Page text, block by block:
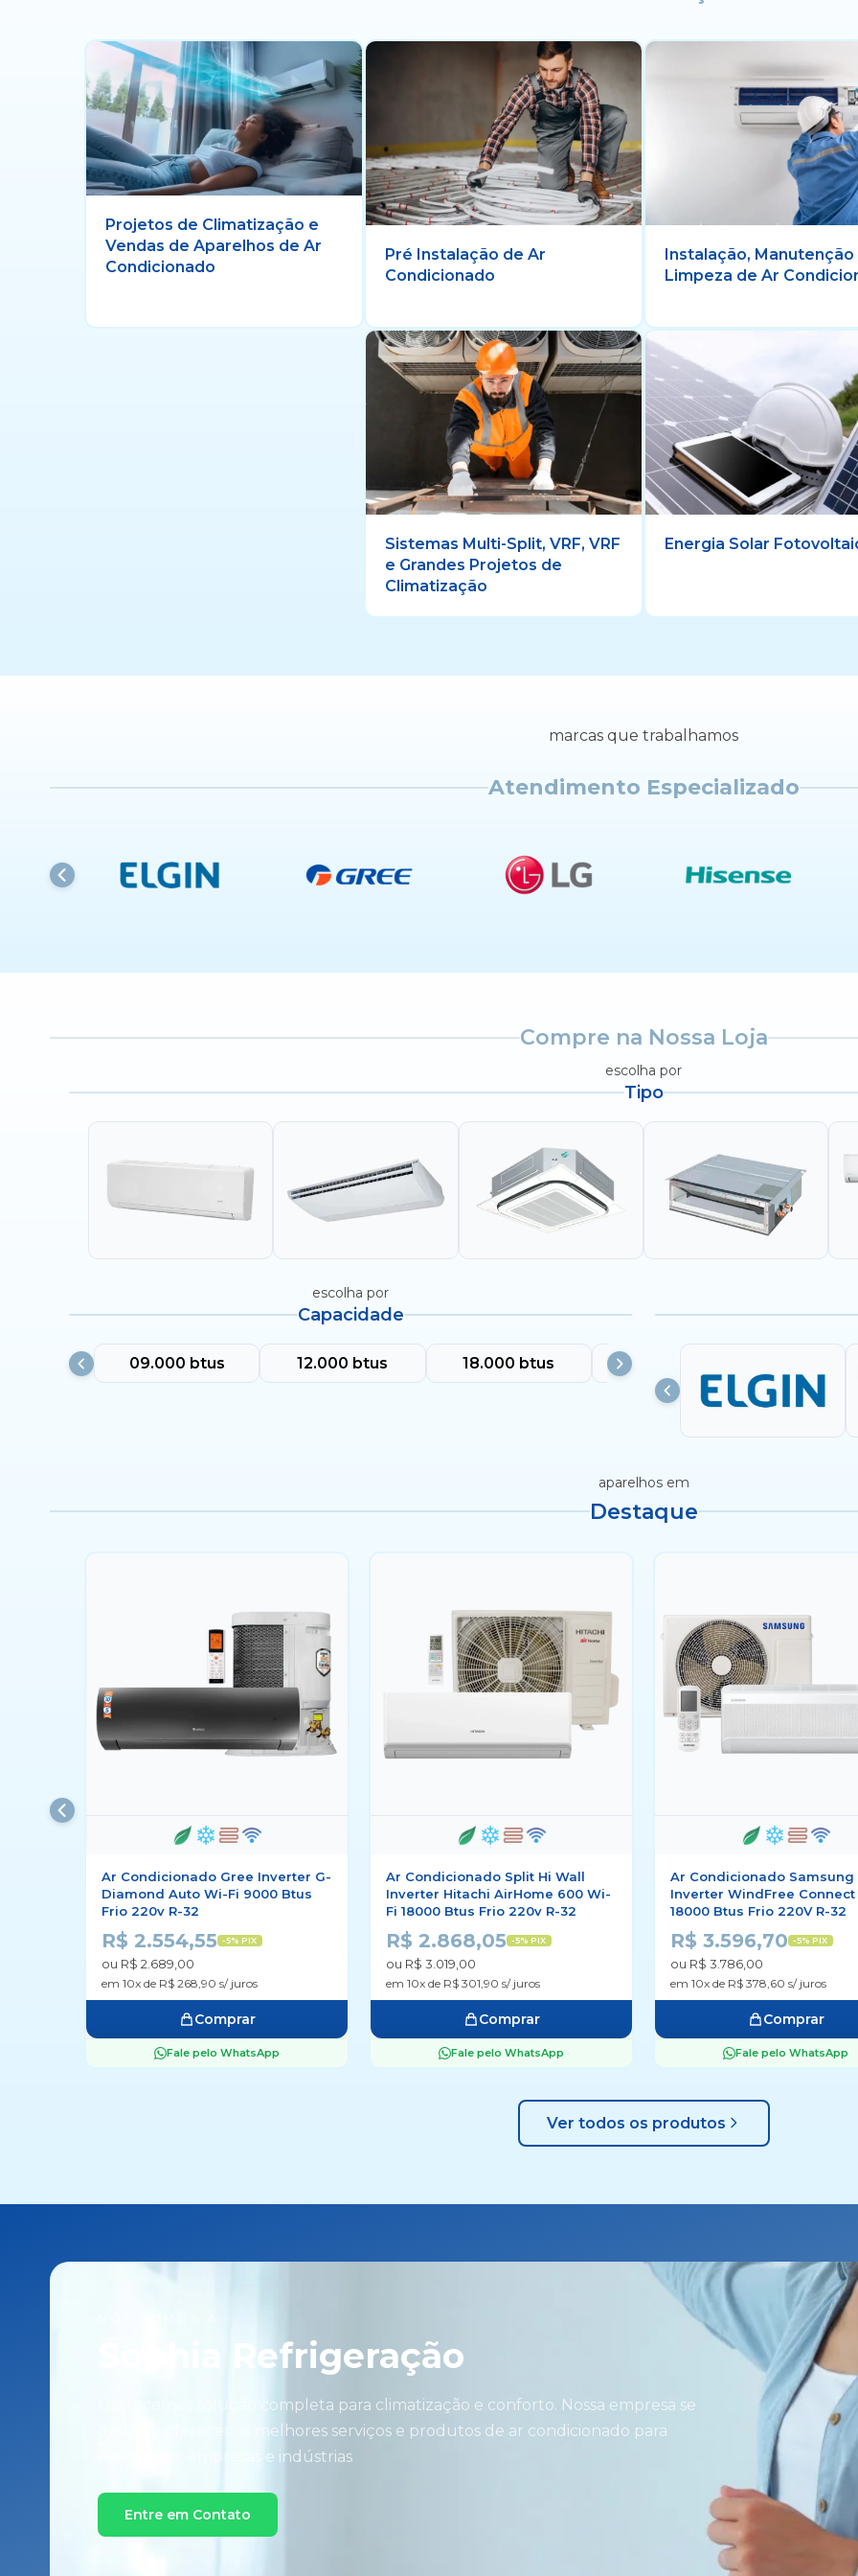
Projetos de Climatização e
Vendas de Aparelhos de Ar
Condicionado
Pré Instalação de Ar
Condicionado
Instalação, Manutenção
Limpeza de Ar
Sistemas Multi-Split, VRF, VRF
e Grandes Projetos de
Climatização
Energia Solar
marcas que trabalhamos
Atendimento Especializado
Compre na Nossa Loja
escolha por
Tipo
escolha por
Capacidade
09.000 btus 12.000 btus 18.000 btus 24.000 btus
aparelhos em
Destaque
Ar Condicionado Gree Inverter G-
Diamond Auto Wi-Fi 9000 Btus
Frio 220v R-32
R$ 2.554,55 -5% PIX
ou R$ 2.689,00
em 10x de R$ 268,90 s/ juros
Comprar
Fale pelo WhatsApp
Ar Condicionado Split Hi Wall
Inverter Hitachi AirHome 600 Wi-
Fi 18000 Btus Frio 220v R-32
R$ 2.868,05 -5% PIX
ou R$ 3.019,00
em 10x de R$ 301,90 s/ juros
Comprar
Fale pelo WhatsApp
Ar Condicionado Samsung
Inverter WindFree Connect
18000 Btus Frio 220V R-32
R$ 3.596,70 -5% PIX
ou R$ 3.786,00
em 10x de R$ 378,60 s/ juros
Comprar
Fale pelo WhatsApp
Ver todos os produtos
Sophia Refrigeração
Oferecemos solução completa para climatização e conforto. Nossa empresa se
dedica a oferecer os melhores serviços e produtos de ar condicionado para
residências, empresas e indústrias
Entre em Contato